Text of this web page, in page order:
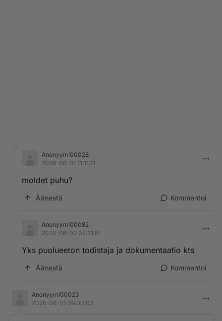
Anonyymi00028
2026-06-01 11:11:11
moldet puhu?
Äänestä Kommentoi
Anonyymi00082
2026-06-02 07:31:51
Yks puolueeton todistaja ja dokumentaatio kts
Äänestä Kommentoi
Anonyymi00023
2026-06-01 09:00:03